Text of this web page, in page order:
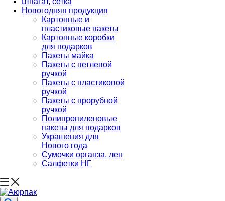
Новогодняя продукция
Картонные и
пластиковые пакеты
Картонные коробки
для подарков
Пакеты майка
Пакеты с петлевой
ручкой
Пакеты с пластиковой
ручкой
Пакеты с прорубной
ручкой
Полипропиленовые
пакеты для подарков
Украшения для
Нового года
Сумочки органза, лен
Салфетки НГ